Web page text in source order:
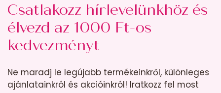
Csatlakozz hírlevelünkhöz és
élvezd az 1000 Ft-os
kedvezményt
Ne maradj le legújabb termékeinkről, különleges
ajánlatainkról és akcióinkról! Iratkozz fel most